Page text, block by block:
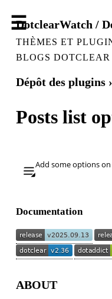
DotclearWatch /
THÈMES ET
BLOGS DOTCLEAR
Dépôt des plugins
Posts list
Add some options
Documentation
ABOUT